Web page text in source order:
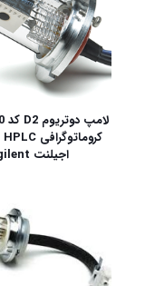
اجیلنت Agilent